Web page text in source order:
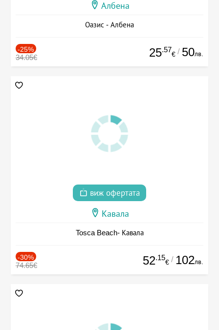
Албена
Оазис - Албена
-25%
34.05€ 25.57
€ / 50лв.
виж офертата
Кавала
Tosca Beach- Кавала
-30%
74.65€ 52.15
€ / 102лв.